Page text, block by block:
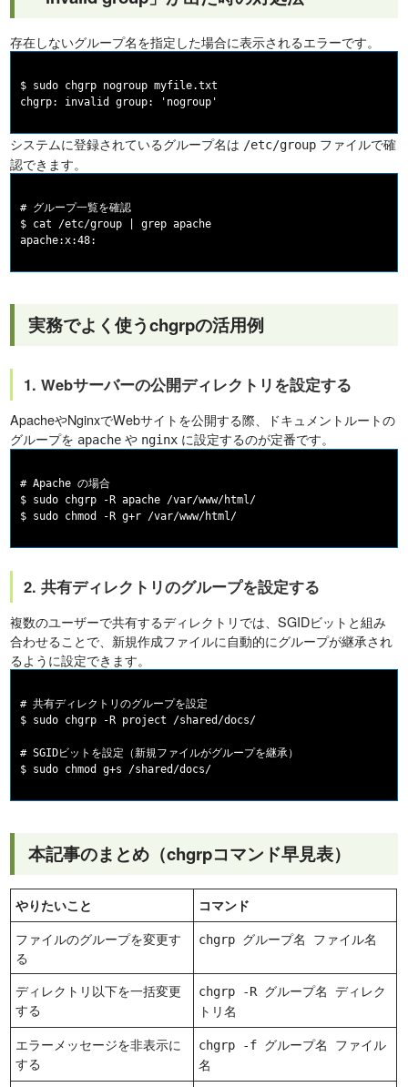
存在しないグループ名を指定した場合に表示されるエラーです。
$ sudo chgrp nogroup myfile.txt
システムに登録されているグループ名は /etc/group ファイルで確
認できます。
# グループ一覧を確認
$ cat /etc/group | grep apache
実務でよく使うchgrpの活用例
1. Webサーバーの公開ディレクトリを設定する
ApacheやNginxでWebサイトを公開する際、ドキュメントルートの
グループを apache や nginx に設定するのが定番です。
# Apache の場合
$ sudo chgrp -R apache /var/www/html/
2. 共有ディレクトリのグループを設定する
複数のユーザーで共有するディレクトリでは、SGIDビットと組み
合わせることで、新規作成ファイルに自動的にグループが継承され
るように設定できます。
# 共有ディレクトリのグループを設定
$ sudo chgrp -R project /shared/docs/
# SGIDビットを設定（新規ファイルがグループを継承）
本記事のまとめ（chgrpコマンド早見表）
やりたいこと コマンド
ファイルのグループを変更す
る
chgrp グループ名 ファイル名
ディレクトリ以下を一括変更
する
chgrp -R グループ名 ディレク
トリ名
エラーメッセージを非表示に
する
chgrp -f グループ名 ファイル
名